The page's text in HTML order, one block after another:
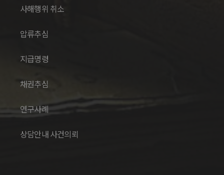
사해행위 취소
압류추심
지급명령
채권추심
연구사례
상담안내 사건의뢰